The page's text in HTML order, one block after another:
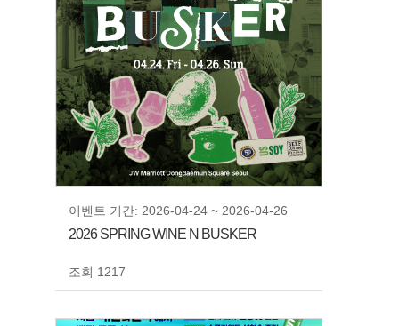
이벤트 기간: 2026-04-24 ~ 2026-04-26
2026 SPRING WINE N BUSKER
조회 1217